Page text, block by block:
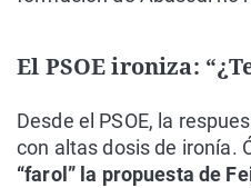
El PSOE ironiza:
Desde el PSOE, la
con altas dosis de ironía.
“farol” la propuesta de